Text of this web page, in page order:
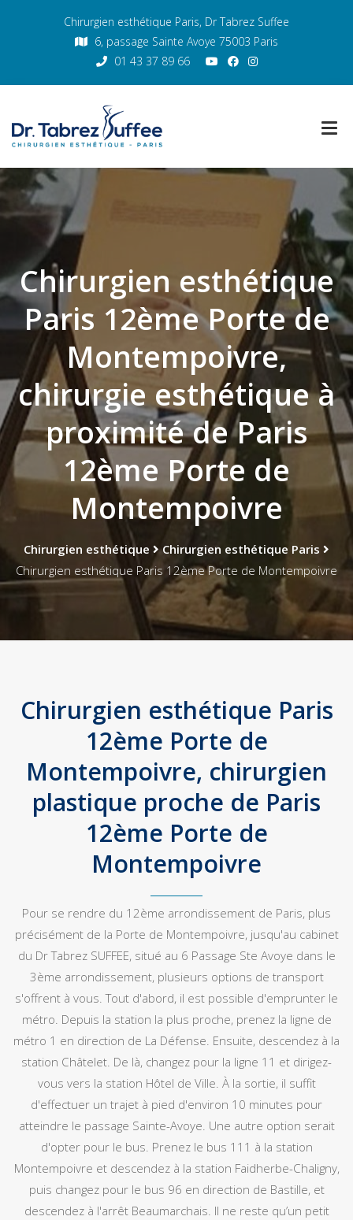
Chirurgien esthétique Paris, Dr Tabrez Suffee
6, passage Sainte Avoye 75003 Paris
01 43 37 89 66
Chirurgien esthétique
Paris 12ème Porte de
Montempoivre,
chirurgie esthétique à
proximité de Paris
12ème Porte de
Montempoivre
Chirurgien esthétique
Chirurgien esthétique Paris
Chirurgien esthétique Paris 12ème Porte de Montempoivre
Chirurgien esthétique Paris
12ème Porte de
Montempoivre, chirurgien
plastique proche de Paris
12ème Porte de
Montempoivre
Pour se rendre du 12ème arrondissement de Paris, plus
précisément de la Porte de Montempoivre, jusqu'au cabinet
du Dr Tabrez SUFFEE, situé au 6 Passage Ste Avoye dans le
3ème arrondissement, plusieurs options de transport
s'offrent à vous. Tout d'abord, il est possible d'emprunter le
métro. Depuis la station la plus proche, prenez la ligne de
métro 1 en direction de La Défense. Ensuite, descendez à la
station Châtelet. De là, changez pour la ligne 11 et dirigez-
vous vers la station Hôtel de Ville. À la sortie, il suffit
d'effectuer un trajet à pied d'environ 10 minutes pour
atteindre le passage Sainte-Avoye. Une autre option serait
d'opter pour le bus. Prenez le bus 111 à la station
Montempoivre et descendez à la station Faidherbe-Chaligny,
puis changez pour le bus 96 en direction de Bastille, et
descendez à l'arrêt Beaumarchais. Il ne reste qu’un petit